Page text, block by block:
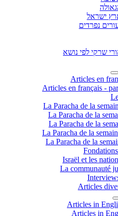
ישראל
נפרדים
שרקי לפי נושא
Articles en
La Paracha de la
La Paracha de la
La Paracha de la
La Paracha de la
La Paracha de la
Israël et les
La communauté
Articles
Articles in
Articles in